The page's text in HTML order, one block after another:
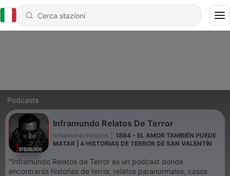
Podcasts
Inframundo Relatos De Terror
Inframundo Relatos
1884 - EL AMOR TAMBIÉN PUEDE
MATAR | 4 HISTORIAS DE TERROR DE SAN VALENTÍN
"Inframundo Relatos de Terror es un podcast donde
encontrarás historias de terror, relatos paranormales, casos